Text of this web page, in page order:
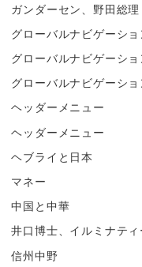
ガンダーセン、野田総理
グローバルナビゲーショ
グローバルナビゲーショ
グローバルナビゲーショ
ヘッダーメニュー
ヘッダーメニュー
ヘブライと日本
マネー
中国と中華
井口博士、イルミナテ
信州中野